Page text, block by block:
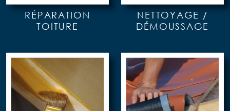
RÉPARATION
TOITURE
NETTOYAGE /
DÉMOUSSAGE